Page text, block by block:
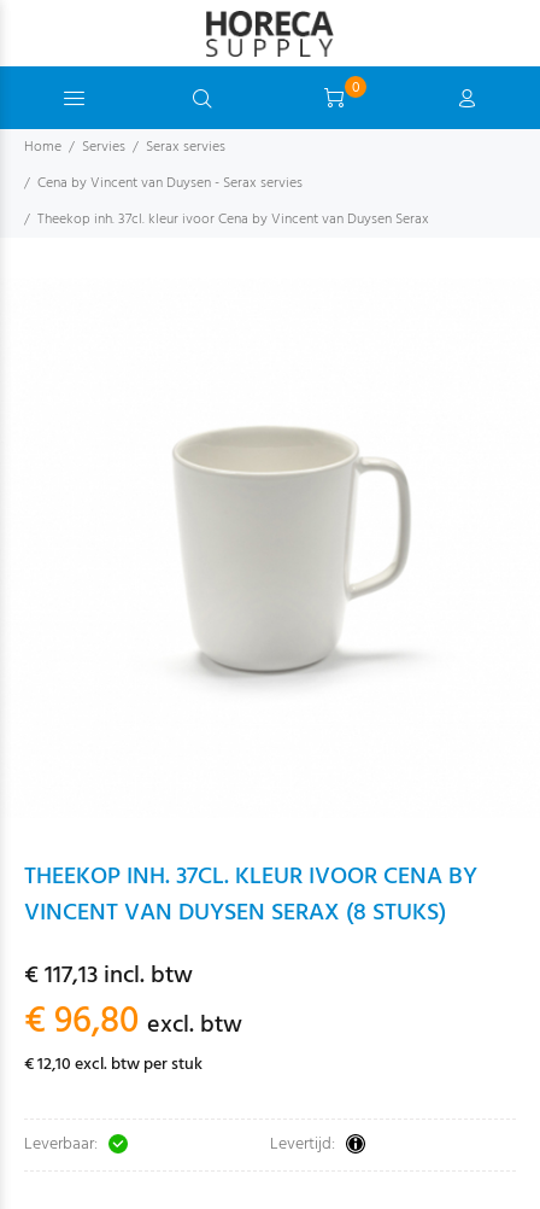
0
Home Servies
Serax servies
Cena by Vincent van Duysen - Serax servies
Theekop inh. 37cl. kleur ivoor Cena by Vincent van Duysen Serax
THEEKOP INH. 37CL. KLEUR IVOOR CENA BY
VINCENT VAN DUYSEN SERAX (8 STUKS)
€ 117,13 incl. btw
€ 96,80 excl. btw
€ 12,10 excl. btw per stuk
Leverbaar: Levertijd: